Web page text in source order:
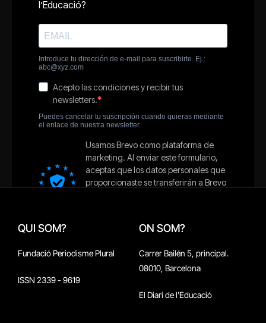
QUI SOM?
Fundació Periodisme Plural
ISSN 2339 - 9619
ON SOM?
Carrer Bailén 5, principal.
08010, Barcelona
El Diari de l'Educació